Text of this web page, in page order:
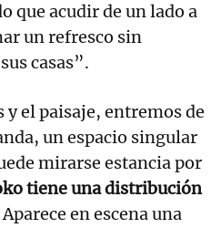
que acudir de un lado a
un refresco sin
casas”.
el paisaje, entremos de
un espacio singular
mirarse estancia por
tiene una distribución
Aparece en escena una